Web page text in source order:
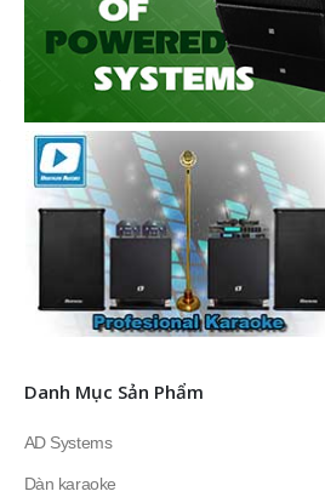
Danh Mục Sản Phẩm
AD Systems
Dàn karaoke